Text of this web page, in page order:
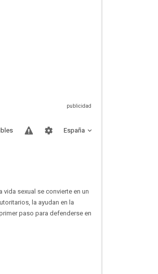
España
vida sexual se convierte en un
la ayudan en la
paso para defenderse en